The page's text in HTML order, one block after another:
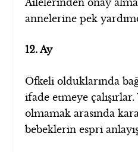
annelerine pek
12. Ay
Öfkeli olduklarında
ifade etmeye
olmamak arasında
bebeklerin espri